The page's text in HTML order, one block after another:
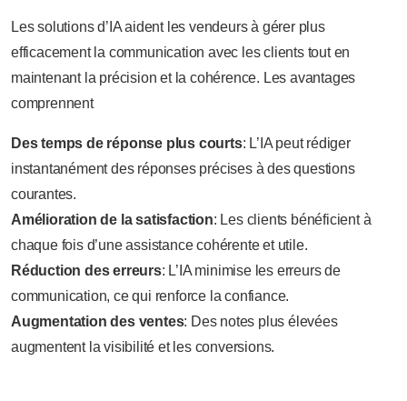
Les solutions d’IA aident les vendeurs à gérer plus
efficacement la communication avec les clients tout en
maintenant la précision et la cohérence. Les avantages
comprennent
Des temps de réponse plus courts: L’IA peut rédiger
instantanément des réponses précises à des questions
courantes.
Amélioration de la satisfaction: Les clients bénéficient à
chaque fois d’une assistance cohérente et utile.
Réduction des erreurs: L’IA minimise les erreurs de
communication, ce qui renforce la confiance.
Augmentation des ventes: Des notes plus élevées
augmentent la visibilité et les conversions.